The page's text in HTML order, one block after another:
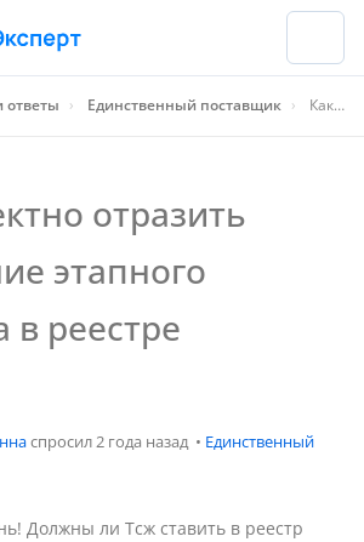
ответы › Единственный поставщик › Как корректно отразить исполнение этапного контракта в реестре
отразить
этапного
в реестре
спросил 2 года назад • Единственный
Должны ли Тсж ставить в реестр